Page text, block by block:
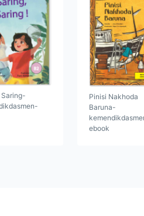
Saring-
Pinisi Nakhoda
Baruna-
ebook